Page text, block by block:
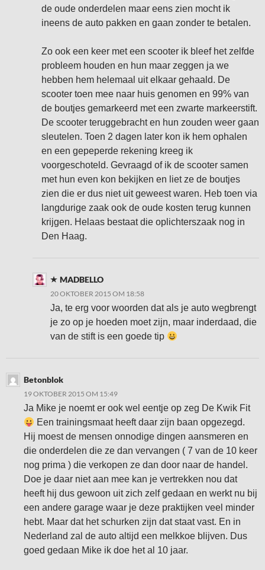
de oude onderdelen maar eens zien mocht ik
ineens de auto pakken en gaan zonder te betalen.
Zo ook een keer met een scooter ik bleef het zelfde
probleem houden en hun maar zeggen ja we
hebben hem helemaal uit elkaar gehaald. De
scooter toen mee naar huis genomen en 99% van
de boutjes gemarkeerd met een zwarte markeerstift.
De scooter teruggebracht en hun zouden weer gaan
sleutelen. Toen 2 dagen later kon ik hem ophalen
en een gepeperde rekening kreeg ik
voorgeschoteld. Gevraagd of ik de scooter samen
met hun even kon bekijken en liet ze de boutjes
zien die er dus niet uit geweest waren. Heb toen via
langdurige zaak ook de oude kosten terug kunnen
krijgen. Helaas bestaat die oplichterszaak nog in
Den Haag.
MADBELLO
20 OKTOBER 2015 OM 18:58
Ja, te erg voor woorden dat als je auto wegbrengt
je zo op je hoeden moet zijn, maar inderdaad, die
van de stift is een goede tip
Betonblok
19 OKTOBER 2015 OM 15:49
Ja Mike je noemt er ook wel eentje op zeg De Kwik Fit
Een trainingsmaat heeft daar zijn baan opgezegd.
Hij moest de mensen onnodige dingen aansmeren en
die onderdelen die ze dan vervangen ( 7 van de 10 keer
nog prima ) die verkopen ze dan door naar de handel.
Doe je daar niet aan mee kan je vertrekken nou dat
heeft hij dus gewoon uit zich zelf gedaan en werkt nu bij
een andere garage waar je deze praktijken veel minder
hebt. Maar dat het schurken zijn dat staat vast. En in
Nederland zal de auto altijd een melkkoe blijven. Dus
goed gedaan Mike ik doe het al 10 jaar.